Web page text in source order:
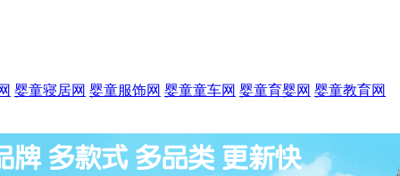
婴童寝居网 婴童服饰网 婴童童车网 婴童育婴网 婴童教育网